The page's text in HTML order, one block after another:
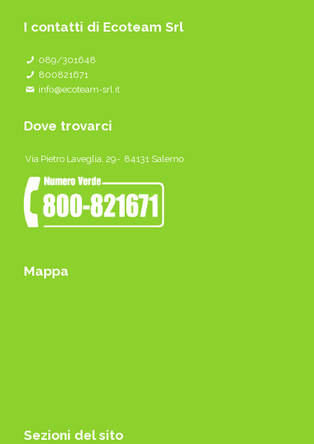
I contatti di Ecoteam Srl
089/301648
800821671
info@ecoteam-srl.it
Dove trovarci
Via Pietro Laveglia, 29- 84131 Salerno
Mappa
Sezioni del sito